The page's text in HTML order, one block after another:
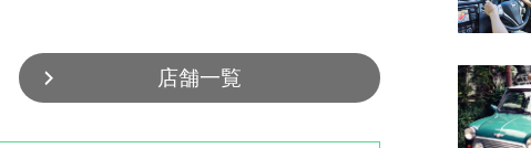
店舗一覧